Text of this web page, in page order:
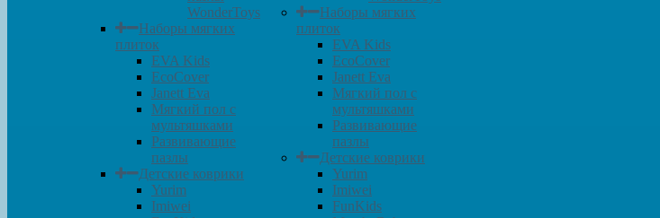
WonderToys
Наборы мягких
плиток
EVA Kids
EcoCover
Janett Eva
Мягкий пол с
мультяшками
Развивающие
пазлы
Детские коврики
Yurim
Imiwei
Наборы мягких
плиток
EVA Kids
EcoCover
Janett Eva
Мягкий пол с
мультяшками
Развивающие
пазлы
Детские коврики
Yurim
Imiwei
FunKids